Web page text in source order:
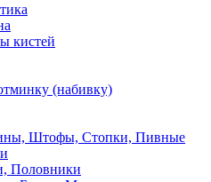
кистей
(набивку)
Штофы, Стопки, Пивные
Половники